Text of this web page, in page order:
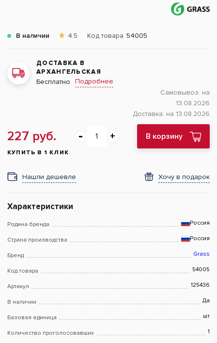
В наличии 4.5 Код товара 54005
ДОСТАВКА В
АРХАНГЕЛЬСКАЯ
Бесплатно
Подробнее
Самовывоз: на
13.08.2026
Доставка: на 13.08.2026
227 руб. В корзину
КУПИТЬ В 1 КЛИК
Нашли дешевле Хочу в подарок
Характеристики
Родина бренда Россия
Страна производства Россия
Бренд Grass
Код товара 54005
Артикул 125436
В наличии Да
Базовая единица шт
Количество проголосовавших 1